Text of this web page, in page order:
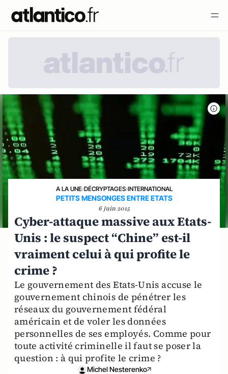
A LA UNE›DÉCRYPTAGES›INTERNATIONAL
PETITS MENSONGES ENTRE ETATS
6 juin 2015
Cyber-attaque massive aux Etats-
Unis : le suspect “Chine” est-il
vraiment celui à qui profite le
crime ?
Le gouvernement des Etats-Unis accuse le
gouvernement chinois de pénétrer les
réseaux du gouvernement fédéral
américain et de voler les données
personnelles de ses employés. Comme pour
toute activité criminelle il faut se poser la
question : à qui profite le crime ?
Michel Nesterenko